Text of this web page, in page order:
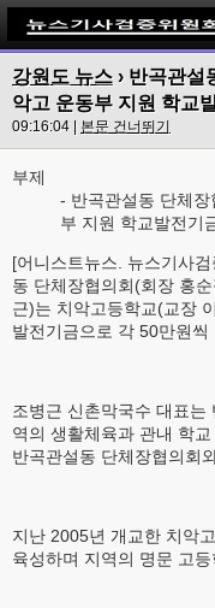
강원도 뉴스 › 반곡관설
악고 운동부 지원 학교
09:16:04 | 본문 건너뛰기
부제
- 반곡관설동 단체
부 지원 학교발전기
[어니스트뉴스. 뉴스기사
동 단체장협의회(회장 홍
근)는 치악고등학교(교장
발전기금으로 각 50만원씩
조병근 신촌막국수 대표는
역의 생활체육과 관내 학
반곡관설동 단체장협의회
지난 2005년 개교한 치악
육성하며 지역의 명문 고